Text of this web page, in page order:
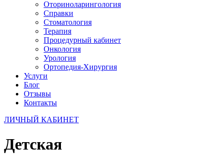
Оториноларингология
Справки
Стоматология
Терапия
Процедурный кабинет
Онкология
Урология
Ортопедия-Хирургия
Услуги
Блог
Отзывы
Контакты
ЛИЧНЫЙ КАБИНЕТ
Детская